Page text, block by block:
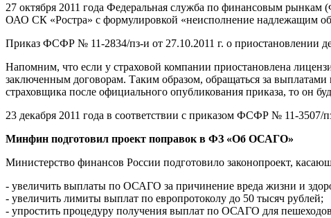
27 октября 2011 года Федеральная служба по финансовым
ОАО СК «Ростра» с формулировкой «неисполнение надлежащим
Приказ ФСФР № 11-2834/пз-и от 27.10.2011 г. о приостановлении
Напомним, что если у страховой компании приостановлена
заключенным договорам. Таким образом, обращаться за
страховщика после официального опубликования приказа, то он
23 декабря 2011 года в соответствии с приказом ФСФР № 11-3507/
Минфин подготовил проект поправок в ФЗ «Об ОСАГО»
Министерство финансов России подготовило законопроект,
- увеличить выплаты по ОСАГО за причинение вреда жизни и
- увеличить лимиты выплат по европротоколу до 50 тысяч рублей;
- упростить процедуру получения выплат по ОСАГО для